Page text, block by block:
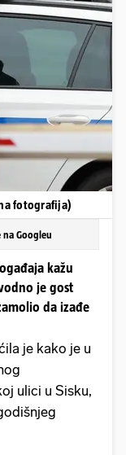
fotografija)
Googleu
kažu
je gost
da izađe
je kako je u
ulici u Sisku,